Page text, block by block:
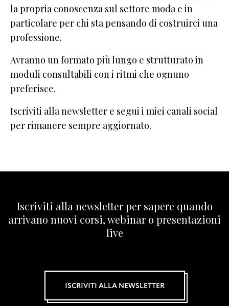
la propria conoscenza sul settore moda e in
particolare per chi sta pensando di costruirci una
professione.
Avranno un formato più lungo e strutturato in
moduli consultabili con i ritmi che ognuno
preferisce.
Iscriviti alla newsletter e segui i miei canali social
per rimanere sempre aggiornato.
Iscriviti alla newsletter per sapere quando
arrivano nuovi corsi, webinar o presentazioni
live
ISCRIVITI ALLA NEWSLETTER